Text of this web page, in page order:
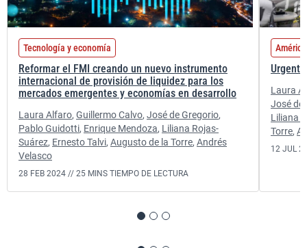
Tecnología y economía
Reformar el FMI creando un nuevo instrumento
internacional de provisión de liquidez para los
mercados emergentes y economías en desarrollo
Laura Alfaro, Guillermo Calvo, José de Gregorio,
Pablo Guidotti, Enrique Mendoza, Liliana Rojas-
Suárez, Ernesto Talvi, Augusto de la Torre, Andrés
Velasco
28 FEB 2024 // 25 MINS TIEMPO DE LECTURA
Laura
José de
Liliana
Torre,
12 JUL